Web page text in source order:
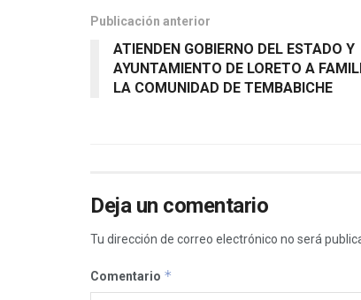
Publicación anterior
ATIENDEN GOBIERNO DEL ESTADO Y
AYUNTAMIENTO DE LORETO A
LA COMUNIDAD DE TEMBABICHE
Deja un comentario
Tu dirección de correo electrónico no será
Comentario *